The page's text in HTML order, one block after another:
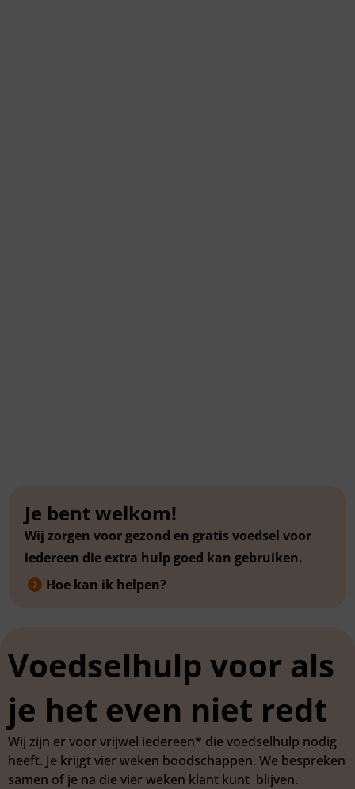
Je bent welkom!
Wij zorgen voor gezond en gratis voedsel voor
iedereen die extra hulp goed kan gebruiken.
Hoe kan ik helpen?
Voedselhulp voor als
je het even niet redt
Wij zijn er voor vrijwel iedereen* die voedselhulp nodig
heeft. Je krijgt vier weken boodschappen. We bespreken
samen of je na die vier weken klant kunt blijven.